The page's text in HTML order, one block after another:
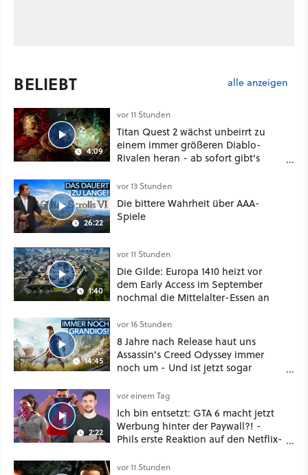
BELIEBT alle anzeigen
4:09
vor 11 Stunden
Titan Quest 2 wächst unbeirrt zu
einem immer größeren Diablo-
Rivalen heran - ab sofort gibt's
Klasse
26:22
vor 13 Stunden
Die bittere Wahrheit über AAA-
Spiele
1:40
vor 11 Stunden
Die Gilde: Europa 1410 heizt vor
dem Early Access im September
nochmal die Mittelalter-Essen an
14:45
vor 16 Stunden
8 Jahre nach Release haut uns
Assassin's Creed Odyssey immer
noch um - Und ist jetzt sogar
2:22
vor einem Tag
Ich bin entsetzt: GTA 6 macht jetzt
Werbung hinter der Paywall?! -
Phils erste Reaktion auf den Netflix-
vor 11 Stunden